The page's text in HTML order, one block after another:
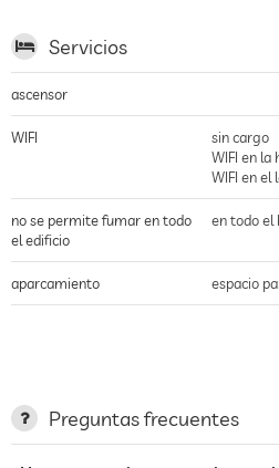
Servicios
ascensor
WIFI
sin cargo
WIFI en la
WIFI en el
no se permite fumar en todo
el edificio
en todo el
aparcamiento espacio
servicio de lavandería
Preguntas frecuentes